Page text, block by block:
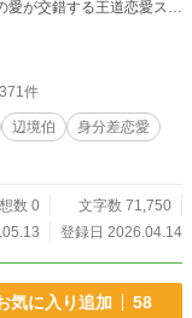
愛が交錯する王道恋愛スト
件
辺境伯
身分差恋愛
数 0
文字数 71,750
登録日 2026.04.14
気に入り追加 58